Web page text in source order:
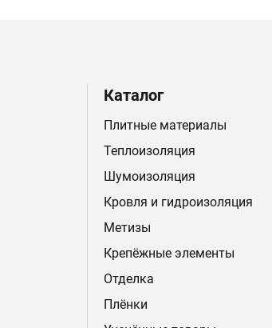
Каталог
Плитные материалы
Теплоизоляция
Шумоизоляция
Кровля и гидроизоляция
Метизы
Крепёжные элементы
Отделка
Плёнки